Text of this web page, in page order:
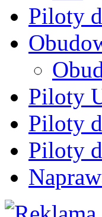
Piloty
Piloty
Piloty
Piloty